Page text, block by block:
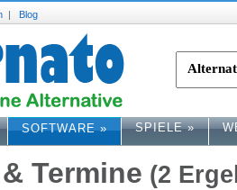
| Blog
SOFTWARE» SPIELE»
Termine (2